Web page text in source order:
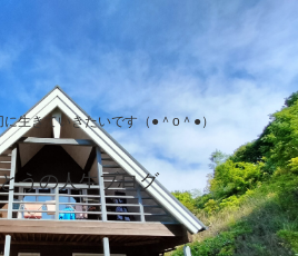
生きていきたいです（●＾o＾●）
うの人生ブログ